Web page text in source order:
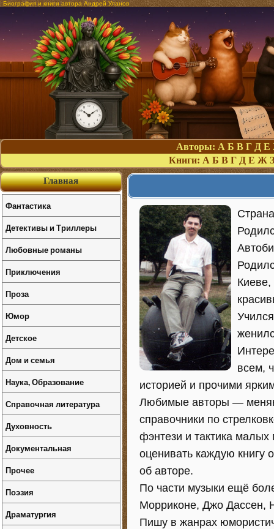
Биография и книги автора Андрей Уланов
Авторы: А Б В Г Д Е
Книги: А Б В Г Д Е Ж З
всем,
историей и прочими
Любимые авторы —
справочники по
фэнтези и тактика
оценивать каждую книгу
об авторе.
По части музыки ещё
Морриконе, Джо Дассен,
Пишу в жанрах
Главная
Фантастика
Детективы и Триллеры
Любовные романы
Приключения
Проза
Юмор
Детское
Дом и семья
Наука, Образование
Справочная литература
Духовность
Документальная
Прочее
Поэзия
Драматургия